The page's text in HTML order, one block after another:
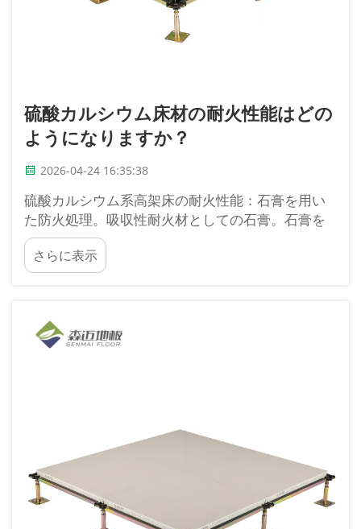
硫酸カルシウム床材の耐火性能はどの
ようになりますか？
2026-04-24 16:35:38
硫酸カルシウム系高架床の耐火性能：石膏を用い
た防火処理。吸収性耐火材としての石膏。石膏を
コアに含む高架床は、約○○％の水分を含む水和石
膏コアを化学的に構成しています…
さらに表示